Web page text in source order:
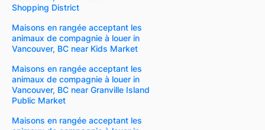
Shopping District
Maisons en rangée acceptant les
animaux de compagnie à louer in
Vancouver, BC near Kids Market
Maisons en rangée acceptant les
animaux de compagnie à louer in
Vancouver, BC near Granville Island
Public Market
Maisons en rangée acceptant les